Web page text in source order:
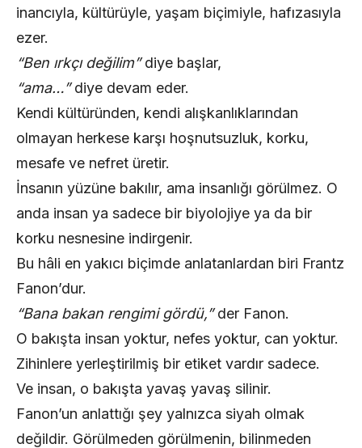
inancıyla, kültürüyle, yaşam biçimiyle, hafızasıyla
ezer.
“Ben ırkçı değilim”diye başlar,
“ama…”diye devam eder.
Kendi kültüründen, kendi alışkanlıklarından
olmayan herkese karşı hoşnutsuzluk, korku,
mesafe ve nefret üretir.
İnsanın yüzüne bakılır, ama insanlığı görülmez. O
anda insan ya sadece bir biyolojiye ya da bir
korku nesnesine indirgenir.
Bu hâli en yakıcı biçimde anlatanlardan biri Frantz
Fanon’dur.
“Bana bakan rengimi gördü,”der Fanon.
O bakışta insan yoktur, nefes yoktur, can yoktur.
Zihinlere yerleştirilmiş bir etiket vardır sadece.
Ve insan, o bakışta yavaş yavaş silinir.
Fanon’un anlattığı şey yalnızca siyah olmak
değildir. Görülmeden görülmenin, bilinmeden